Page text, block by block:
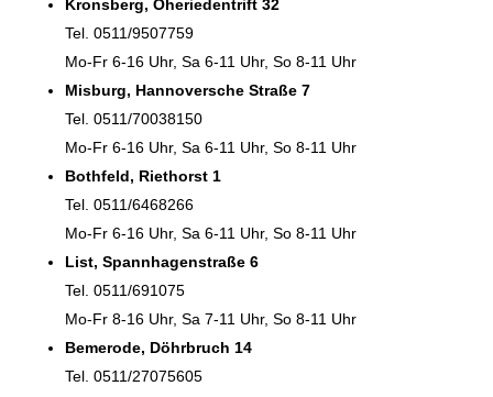
Kronsberg, Oheriedentrift 32
Tel. 0511/9507759
Mo-Fr 6-16 Uhr, Sa 6-11 Uhr, So 8-11 Uhr
Misburg, Hannoversche Straße 7
Tel. 0511/70038150
Mo-Fr 6-16 Uhr, Sa 6-11 Uhr, So 8-11 Uhr
Bothfeld, Riethorst 1
Tel. 0511/6468266
Mo-Fr 6-16 Uhr, Sa 6-11 Uhr, So 8-11 Uhr
List, Spannhagenstraße 6
Tel. 0511/691075
Mo-Fr 8-16 Uhr, Sa 7-11 Uhr, So 8-11 Uhr
Bemerode, Döhrbruch 14
Tel. 0511/27075605